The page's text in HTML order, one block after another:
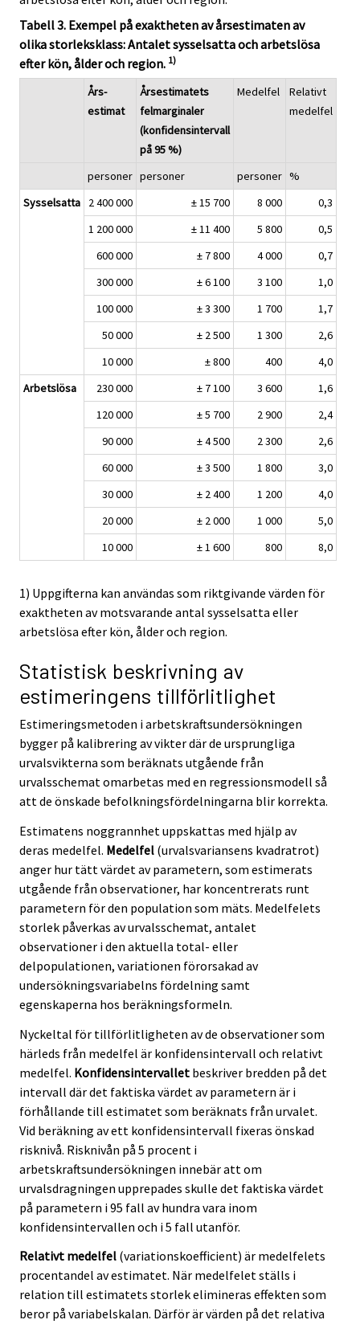
Tabell 3. Exempel på exaktheten av årsestimaten av
olika storleksklass: Antalet sysselsatta och arbetslösa
efter kön, ålder och region. 1)
Års-
estimat
Årsestimatets
felmarginaler
(konfidensintervall
på 95 %)
Medelfel
Relativt
medelfel
personer personer personer %
Sysselsatta
2 400 000 ± 15 700 8 000
0,3
1 200 000
± 11 400 5 800
0,5
600 000
± 7 800 4 000
0,7
300 000
± 6 100 3 100
1,0
100 000
± 3 300 1 700
1,7
50 000
± 2 500 1 300
2,6
10 000
± 800 400
4,0
Arbetslösa
230 000 ± 7 100 3 600
1,6
120 000
± 5 700 2 900
2,4
90 000
± 4 500 2 300
2,6
60 000
± 3 500 1 800
3,0
30 000
± 2 400 1 200
4,0
20 000
± 2 000 1 000
5,0
10 000
± 1 600 800 8,0
1) Uppgifterna kan användas som riktgivande värden för
exaktheten av motsvarande antal sysselsatta eller
arbetslösa efter kön, ålder och region.
Statistisk beskrivning av
estimeringens tillförlitlighet
Estimeringsmetoden i arbetskraftsundersökningen
bygger på kalibrering av vikter där de ursprungliga
urvalsvikterna som beräknats utgående från
urvalsschemat omarbetas med en regressionsmodell så
att de önskade befolkningsfördelningarna blir korrekta.
Estimatens noggrannhet uppskattas med hjälp av
deras medelfel. Medelfel (urvalsvariansens kvadratrot)
anger hur tätt värdet av parametern, som estimerats
utgående från observationer, har koncentrerats runt
parametern för den population som mäts. Medelfelets
storlek påverkas av urvalsschemat, antalet
observationer i den aktuella total- eller
delpopulationen, variationen förorsakad av
undersökningsvariabelns fördelning samt
egenskaperna hos beräkningsformeln.
Nyckeltal för tillförlitligheten av de observationer som
härleds från medelfel är konfidensintervall och relativt
medelfel. Konfidensintervallet beskriver bredden på det
intervall där det faktiska värdet av parametern är i
förhållande till estimatet som beräknats från urvalet.
Vid beräkning av ett konfidensintervall fixeras önskad
risknivå. Risknivån på 5 procent i
arbetskraftsundersökningen innebär att om
urvalsdragningen upprepades skulle det faktiska värdet
på parametern i 95 fall av hundra vara inom
konfidensintervallen och i 5 fall utanför.
Relativt medelfel (variationskoefficient) är medelfelets
procentandel av estimatet. När medelfelet ställs i
relation till estimatets storlek elimineras effekten som
beror på variabelskalan. Därför är värden på det relativa